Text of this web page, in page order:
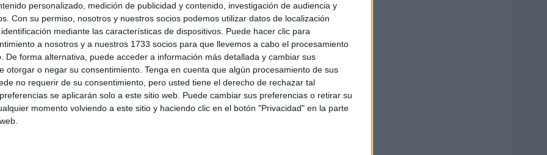
personalizado, medición de publicidad y contenido, investigación de audiencia y
Con su permiso, nosotros y nuestros socios podemos utilizar datos de localización
mediante las características de dispositivos. Puede hacer clic para
a nosotros y a nuestros 1733 socios para que llevemos a cabo el procesamiento
De forma alternativa, puede acceder a información más detallada y cambiar sus
otorgar o negar su consentimiento. Tenga en cuenta que algún procesamiento de sus
no requerir de su consentimiento, pero usted tiene el derecho de rechazar tal
se aplicarán solo a este sitio web. Puede cambiar sus preferencias o retirar su
momento volviendo a este sitio y haciendo clic en el botón "Privacidad" en la parte
buen trabajo, gracias a su predisposición y
el gran trabajo de los suyos en la pretemporada.
años ha analizado el primer rival de este sábado del
B seguramente nos encontraremos un equipo
presión, los filiales suelen ser así, y sus jugadores
de jugar con el primer equipo”, explica el